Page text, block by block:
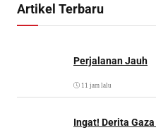
Artikel Terbaru
Perjalanan Jauh
11 jam lalu
Ingat! Derita